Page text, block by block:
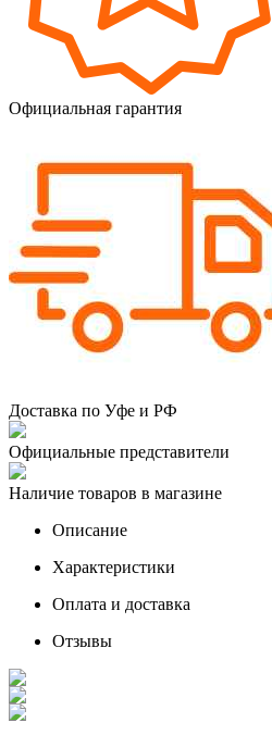
Официальная гарантия
Доставка по Уфе и РФ
Официальные представители
Наличие товаров в магазине
Описание
Характеристики
Оплата и доставка
Отзывы